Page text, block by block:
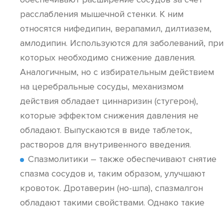
расслабления мышечной стенки. К ним
относятся нифедипин, верапамил, дилтиазем,
амлодипин. Используются для заболеваний, при
которых необходимо снижение давления.
Аналогичным, но с избирательным действием
на церебральные сосуды, механизмом
действия обладает циннаризин (стугерон),
которые эффектом снижения давления не
обладают. Выпускаются в виде таблеток,
растворов для внутривенного введения.
Спазмолитики – также обеспечивают снятие
спазма сосудов и, таким образом, улучшают
кровоток. Дротаверин (но-шпа), спазмалгон
обладают такими свойствами. Однако такие